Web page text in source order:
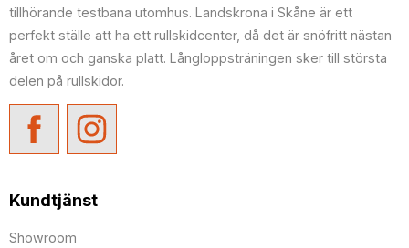
tillhörande testbana utomhus. Landskrona i Skåne är ett
perfekt ställe att ha ett rullskidcenter, då det är snöfritt nästan
året om och ganska platt. Långloppsträningen sker till största
delen på rullskidor.
Kundtjänst
Showroom